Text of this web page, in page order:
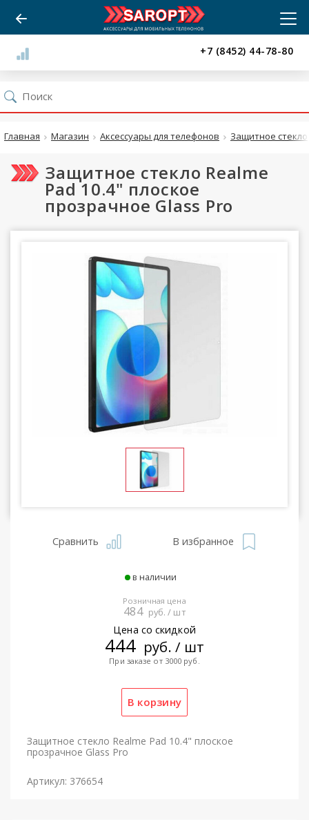
+7 (8452) 44-78-80
Главная Магазин Аксессуары для телефонов Защитное стекло
Защитное стекло Realme
Pad 10.4" плоское
прозрачное Glass Pro
Сравнить В избранное
в наличии
Розничная цена
484 руб. / шт
Цена со скидкой
444 руб. / шт
При заказе от 3000 руб.
Защитное стекло Realme Pad 10.4" плоское
прозрачное Glass Pro
Артикул: 376654